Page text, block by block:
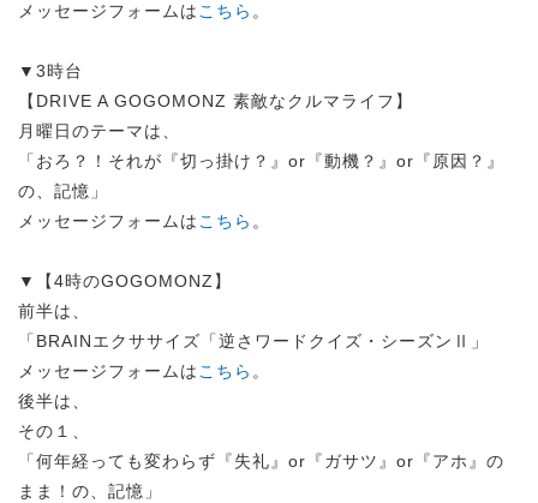
メッセージフォームはこちら 。
▼3時台
【DRIVE A GOGOMONZ 素敵なクルマライフ】
月曜日のテーマは、
「おろ？！それが『切っ掛け？』or『動機？』or『原因？』
の、記憶」
メッセージフォームはこちら 。
▼【4時のGOGOMONZ】
前半は、
「BRAINエクササイズ「逆さワードクイズ・シーズンⅡ」
メッセージフォームはこちら 。
後半は、
その１、
「何年経っても変わらず『失礼』or『ガサツ』or『アホ』の
まま！の、記憶」